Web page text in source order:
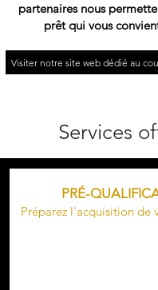
partenaires nous
prêt qui vous
Visiter notre site web dédié au
Services
PRÉ-
Préparez l'acquisition de